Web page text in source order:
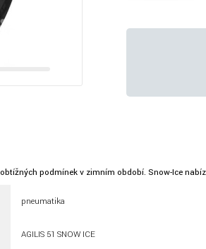
podmínek v zimním období. Snow-Ice
pneumatika
AGILIS 51 SNOW ICE